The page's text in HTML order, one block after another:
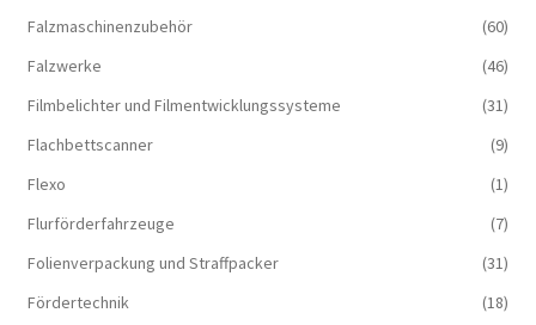
Falzmaschinenzubehör
(60)
Falzwerke
(46)
Filmbelichter und Filmentwicklungssysteme
(31)
Flachbettscanner
(9)
Flexo
(1)
Flurförderfahrzeuge
(7)
Folienverpackung und Straffpacker
(31)
Fördertechnik
(18)